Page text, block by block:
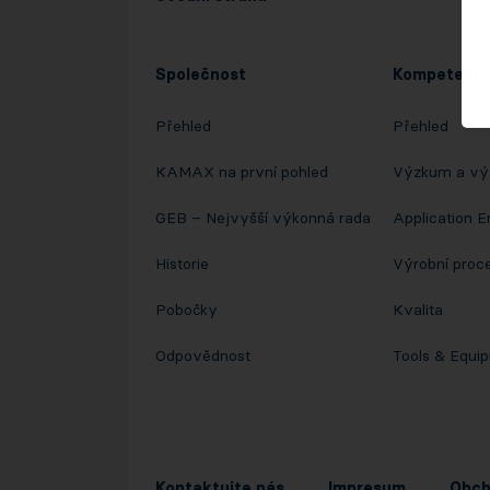
Společnost
Přehled
KAMAX na první pohled
GEB – Nejvyšší výkonná rada
Historie
Pobočky
Odpovědnost
Kompetence
Přehled
Výzkum a
Application
Výrobní
Kvalita
Tools &